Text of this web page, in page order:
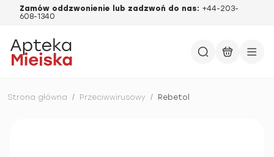
Zamów oddzwonienie lub zadzwoń do nas: +44-203-
608-1340
Strona główna / Przeciwwirusowy / Rebetol